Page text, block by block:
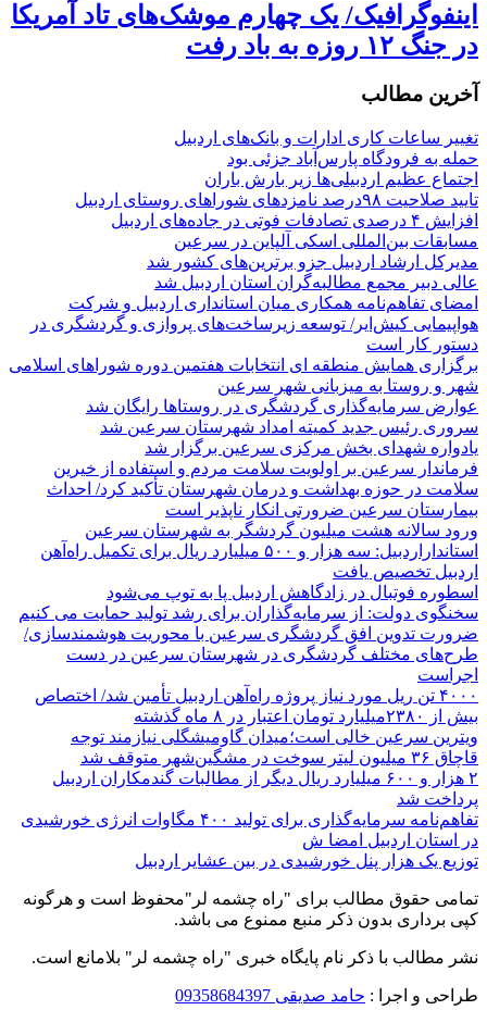
اینفوگرافیک/ یک چهارم موشک‌های تاد آمریکا
در جنگ ۱۲ روزه به باد رفت
آخرین مطالب
تغییر ساعات کاری ادارات و بانک‌های اردبیل
حمله به فرودگاه پارس‌‌آباد جزئی بود
اجتماع عظیم اردبیلی‌ها زیر بارش باران
تایید صلاحیت ۹۸درصد نامزدهای شوراهای روستای اردبیل
افزایش ۴ درصدی تصادفات فوتی در جاده‌های اردبیل
مسابقات بین‌المللی اسکی آلپاین در سرعین
مدیرکل ارشاد اردبیل جزو برترین‌های کشور شد
عالی دبیر مجمع مطالبه‌گران استان اردبیل شد
امضای تفاهم‌نامه همکاری میان استانداری اردبیل و شرکت
هواپیمایی کیش‌ایر/ توسعه زیرساخت‌های پروازی و گردشگری در
دستور کار است
برگزاری همایش منطقه ای انتخابات هفتمین دوره شوراهای اسلامی
شهر و روستا به میزبانی شهر سرعین
عوارض سرمایه‌گذاری گردشگری در روستاها رایگان شد
سروری رئیس جدید کمیته امداد شهرستان سرعین شد
یادواره شهدای بخش مرکزی سرعین برگزار شد
فرماندار سرعین بر اولویت سلامت مردم و استفاده از خیرین
سلامت در حوزه بهداشت و درمان شهرستان تأکید کرد/ احداث
بیمارستان سرعین ضرورتی انکار ناپذیر است
ورود سالانه هشت میلیون گردشگر به شهرستان سرعین
استانداراردبیل: سه هزار و ۵۰۰ میلیارد ریال برای تکمیل راه‌آهن
اردبیل تخصیص یافت
اسطوره فوتبال در زادگاهش اردبیل پا به توپ می‌شود
سخنگوی دولت: از سرمایه‌گذاران برای رشد تولید حمایت می کنیم
ضرورت تدوین افق گردشگری سرعین با محوریت هوشمندسازی/
طرح‌های مختلف گردشگری در شهرستان سرعین در دست
اجراست
۴۰۰۰ تن ریل مورد نیاز پروژه راه‌آهن اردبیل تأمین شد/ اختصاص
بیش از ۲۳۸۰میلیارد تومان اعتبار در ۸ ماه گذشته
ویترین سرعین خالی است؛میدان گاومیشگلی نیازمند توجه
قاچاق ۳۶ میلیون لیتر سوخت در مشگین‌شهر متوقف شد
۲ هزار و ۶۰۰‌ میلیارد ریال دیگر از مطالبات گندمکاران اردبیل
پرداخت شد
تفاهم‌نامه سرمایه‌گذاری برای تولید ۴۰۰ مگاوات انرژی خورشیدی
در استان اردبیل امضا ش
توزیع یک هزار پنل خورشیدی در بین عشایر اردبیل
تمامی حقوق مطالب برای "راه چشمه لر"محفوظ است و هرگونه
کپی برداری بدون ذکر منبع ممنوع می باشد.
نشر مطالب با ذکر نام پایگاه خبری "راه چشمه لر" بلامانع است.
طراحی و اجرا : حامد صدیقی 09358684397